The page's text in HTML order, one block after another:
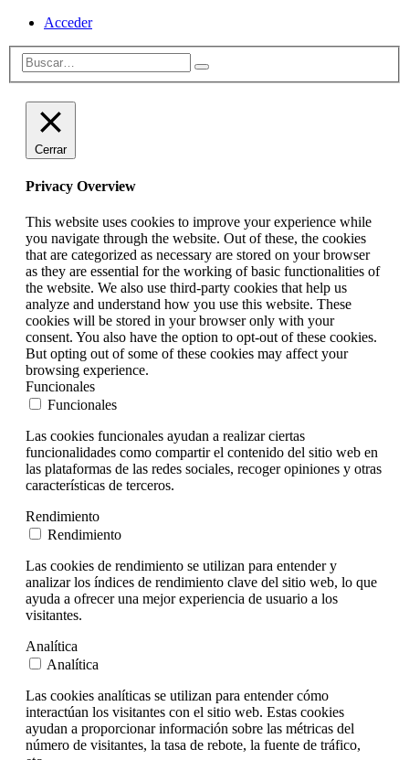
Acceder
Cerrar
Privacy Overview
This website uses cookies to improve your experience while
you navigate through the website. Out of these, the cookies
that are categorized as necessary are stored on your browser
as they are essential for the working of basic functionalities of
the website. We also use third-party cookies that help us
analyze and understand how you use this website. These
cookies will be stored in your browser only with your
consent. You also have the option to opt-out of these cookies.
But opting out of some of these cookies may affect your
browsing experience.
Funcionales
Funcionales
Las cookies funcionales ayudan a realizar ciertas
funcionalidades como compartir el contenido del sitio web en
las plataformas de las redes sociales, recoger opiniones y otras
características de terceros.
Rendimiento
Rendimiento
Las cookies de rendimiento se utilizan para entender y
analizar los índices de rendimiento clave del sitio web, lo que
ayuda a ofrecer una mejor experiencia de usuario a los
visitantes.
Analítica
Analítica
Las cookies analíticas se utilizan para entender cómo
interactúan los visitantes con el sitio web. Estas cookies
ayudan a proporcionar información sobre las métricas del
número de visitantes, la tasa de rebote, la fuente de tráfico,